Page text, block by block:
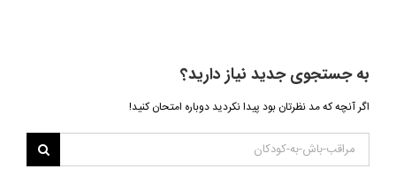
به جستجوی جديد نياز داريد؟
اگر آنچه که مد نظرتان بود پیدا نکردید دوباره امتحان کنید!